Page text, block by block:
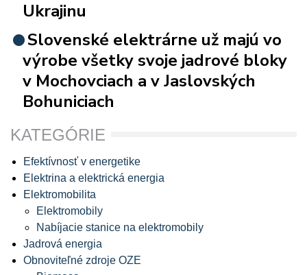
Ukrajinu
Slovenské elektrárne už majú vo
výrobe všetky svoje jadrové bloky
v Mochovciach a v Jaslovských
Bohuniciach
KATEGÓRIE
Efektívnosť v energetike
Elektrina a elektrická energia
Elektromobilita
Elektromobily
Nabíjacie stanice na elektromobily
Jadrová energia
Obnoviteľné zdroje OZE